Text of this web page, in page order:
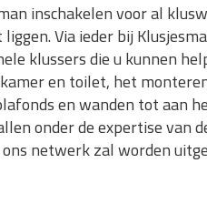
inschakelen voor al
Via ieder bij
klussers die u kunnen
en toilet, het
en wanden tot aan
onder de expertise van
netwerk zal worden